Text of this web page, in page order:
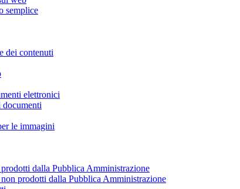
semplice
dei contenuti
elettronici
le immagini
dalla Pubblica Amministrazione
prodotti dalla Pubblica Amministrazione